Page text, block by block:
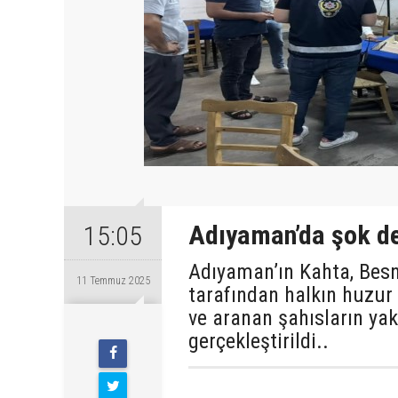
15:05
11 Temmuz 2025
Adıyaman’da şok
Adıyaman’ın Kahta,
tarafından halkın
ve aranan şahısların
gerçekleştirildi..